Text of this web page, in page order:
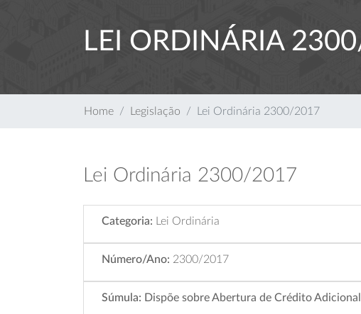
LEI ORDINÁRIA
Home Legislação Lei Ordinária 2300/2017
Lei Ordinária 2300/2017
Categoria: Lei Ordinária
Número/Ano: 2300/2017
Súmula: Dispõe sobre Abertura de Crédito